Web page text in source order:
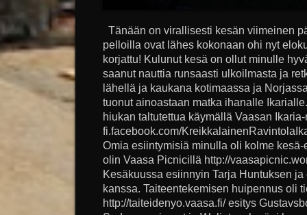
Tänään on virallisesti kesän viimeinen
pelloilla ovat lähes kokonaan ohi nyt
korjattu! Kulunut kesä on ollut minulle
saanut nauttia runsaasti ulkoilmasta ja
lähellä ja kaukana kotimaassa ja
tuonut ainoastaan matka ihanalle
hiukan taltutettua käymällä Vaasan
fi.facebook.com/
Omia esiintymisiä minulla oli kolme
olin Vaasa Picnicillä http://
Kesäkuussa esiinnyin Tarja Huntuksen
kanssa. Taiteentekemisen huipennus oli
http://taiteidenyo.vaasa.fi/ esitys